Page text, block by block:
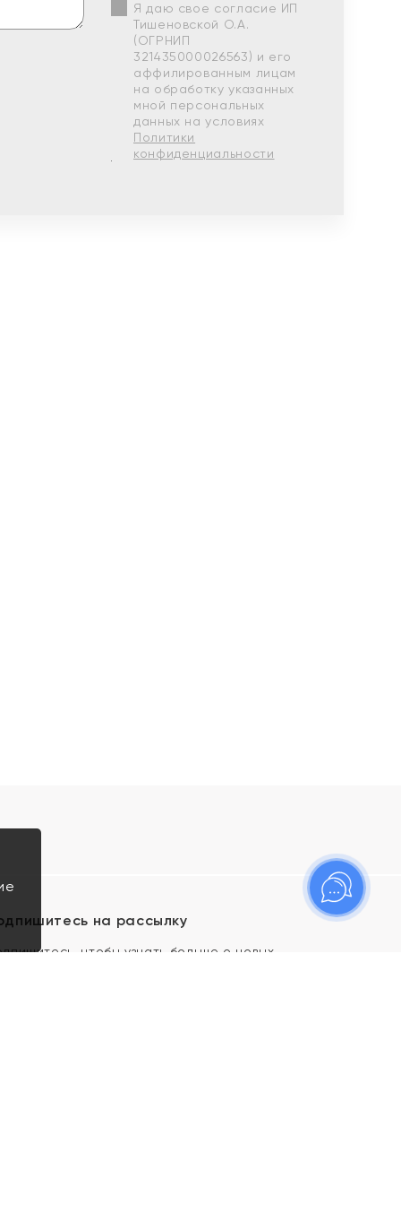
Я даю свое согласие ИП
Тишеновской О.А.
(ОГРНИП
321435000026563) и его
аффилированным лицам
на обработку указанных
мной персональных
данных на условиях
Политики
конфиденциальности
на рассылку
чтобы узнать больше о новых